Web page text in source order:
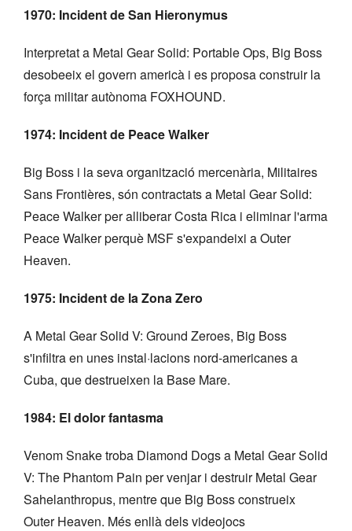
1970: Incident de San Hieronymus
Interpretat a Metal Gear Solid: Portable Ops, Big Boss
desobeeix el govern americà i es proposa construir la
força militar autònoma FOXHOUND.
1974: Incident de Peace Walker
Big Boss i la seva organització mercenària, Militaires
Sans Frontières, són contractats a Metal Gear Solid:
Peace Walker per alliberar Costa Rica i eliminar l'arma
Peace Walker perquè MSF s'expandeixi a Outer
Heaven.
1975: Incident de la Zona Zero
A Metal Gear Solid V: Ground Zeroes, Big Boss
s'infiltra en unes instal·lacions nord-americanes a
Cuba, que destrueixen la Base Mare.
1984: El dolor fantasma
Venom Snake troba Diamond Dogs a Metal Gear Solid
V: The Phantom Pain per venjar i destruir Metal Gear
Sahelanthropus, mentre que Big Boss construeix
Outer Heaven. Més enllà dels videojocs